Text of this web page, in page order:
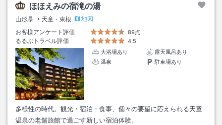
ほほえみの宿滝の湯
山形県 天童・東根
地図
お客様アンケート評価
89点
るるぶトラベル評価
4.5
大浴場あり
露天風呂あり
温泉
駐車場あり
多様性の時代。観光・宿泊・食事、個々の要望に応えられる天童
温泉の老舗旅館で過ごす新しい宿泊体験。